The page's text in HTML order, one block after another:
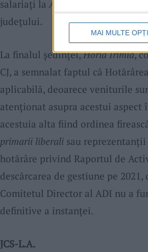
MAI MULTE
salariați la ADI Intercom Deșeuri
județului.
La finalul ședinței,Horia Irimia,
CJ, a semnalat faptul că
aplicabilă, deoarece veniturile
atenționat asupra acestui
acestuia alta fiind ordinea
primarii liberalisau reprezentanții
hotărâre privind Raportul de
descărcarea de gestiune pe
Comitetul Director al ADI nu a
definitive a instanței.
JCS-L.A.